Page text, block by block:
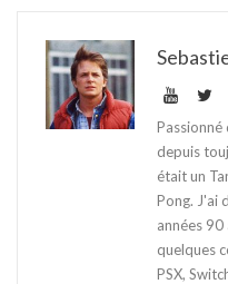
depuis
était un
Pong. J'ai
années
quelques
PSX,